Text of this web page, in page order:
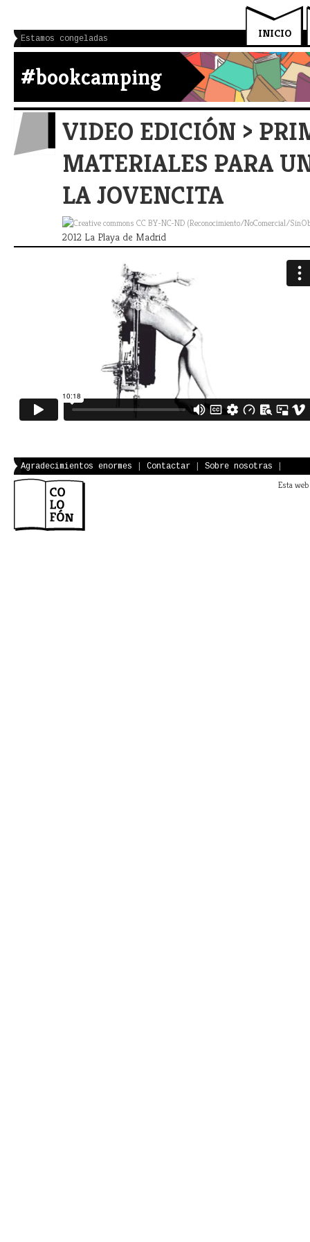
INICIO
Estamos congeladas
#bookcamping
VIDEO EDICIÓN >
MATERIALES PARA
LA JOVENCITA
2012 La Playa de Madrid
Agradecimientos enormes Contactar Sobre nosotras
Esta